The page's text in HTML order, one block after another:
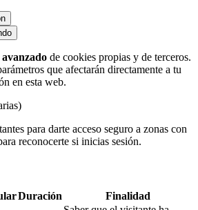
de cookies propias y de terceros.
que afectarán directamente a tu
en esta web.
para darte acceso seguro a zonas con
reconocerte si inicias sesión.
Duración
Finalidad